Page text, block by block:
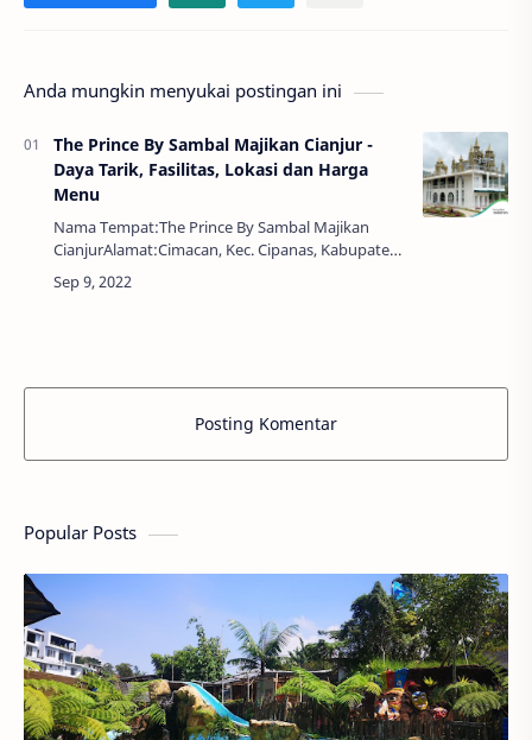
Anda mungkin menyukai postingan ini
The Prince By Sambal Majikan Cianjur -
Daya Tarik, Fasilitas, Lokasi dan Harga
Menu
Nama Tempat:The Prince By Sambal Majikan
CianjurAlamat:Cimacan, Kec. Cipanas, Kabupaten
Cianjur, Jawa Barat 43253Jam:09.00 - 21.00
WIBThe Prince By Sambal Majikan Cianjur Daya…
Posting Komentar
Popular Posts